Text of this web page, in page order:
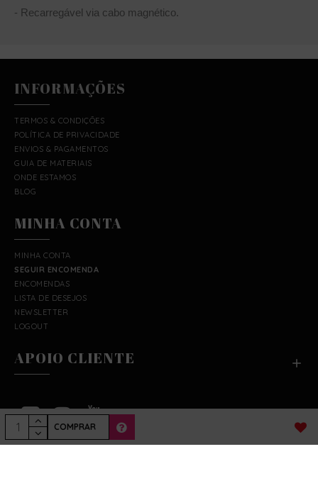
COMPRAR
- Recarregável via cabo magnético.
INFORMAÇÕES
TERMOS & CONDIÇÕES
POLÍTICA DE PRIVACIDADE
ENVIOS & PAGAMENTOS
GUIA DE MATERIAIS
ONDE ESTAMOS
BLOG
MINHA CONTA
MINHA CONTA
SEGUIR ENCOMENDA
ENCOMENDAS
LISTA DE DESEJOS
NEWSLETTER
LOGOUT
APOIO CLIENTE